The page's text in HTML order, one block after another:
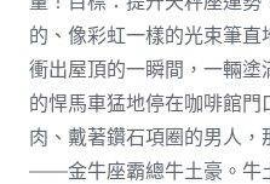
的、像彩虹一樣的光束筆
衝出屋頂的一瞬間，一輛塗
的悍馬車猛地停在咖啡館
肉、戴著鑽石項圈的男人
——金牛座霸總牛土豪。牛